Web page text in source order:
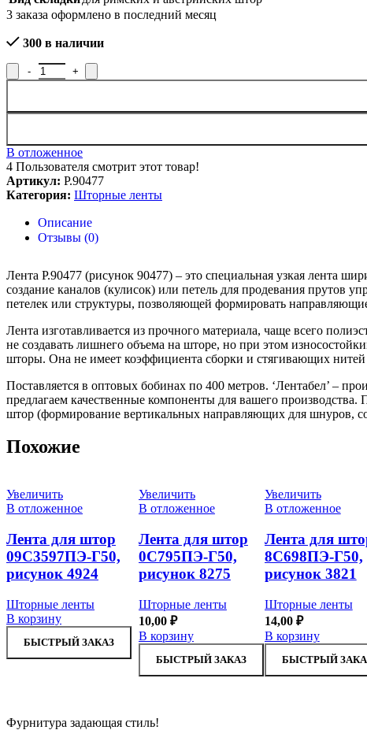
3 заказа оформлено в последний месяц
300 в наличии
Количество товара Лента для штор Р.90477, рисунок 90477
В отложенное
4 Пользователя смотрит этот товар!
Артикул: Р.90477
Категория: Шторные ленты
Описание
Отзывы (0)
Лента Р.90477 (рисунок 90477) – это специальная узкая лента
создание каналов (кулисок) или петель для продевания
петелек или структуры, позволяющей формировать
Лента изготавливается из прочного материала, чаще всего
не создавать лишнего объема на шторе, но при этом
шторы. Она не имеет коэффициента сборки и стягивающих
Поставляется в оптовых бобинах по 400 метров. ‘Лентабел’ –
предлагаем качественные компоненты для вашего
штор (формирование вертикальных направляющих для шнуров,
Похожие
Увеличить
В отложенное
Лента для штор
09С3597ПЭ-Г50,
рисунок 4924
Шторные ленты
В корзину
БЫСТРЫЙ ЗАКАЗ
Увеличить
В отложенное
Лента для штор
0С795ПЭ-Г50,
рисунок 8275
Шторные ленты
10,00 ₽
В корзину
БЫСТРЫЙ ЗАКАЗ
Увеличить
В отложенное
Лента для
8С698ПЭ-Г50,
рисунок 3821
Шторные ленты
14,00 ₽
В корзину
БЫСТРЫЙ
Фурнитура задающая стиль!